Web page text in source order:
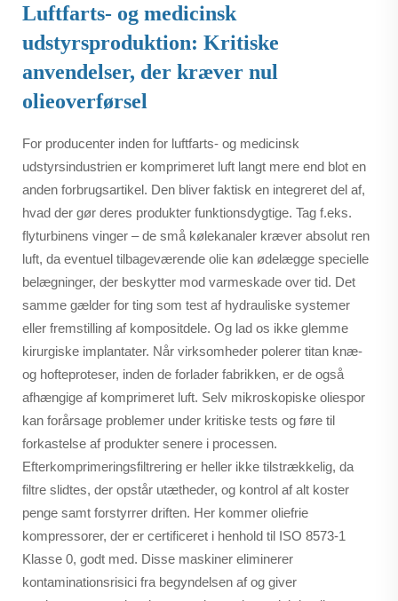
Luftfarts- og medicinsk
udstyrsproduktion: Kritiske
anvendelser, der kræver nul
olieoverførsel
For producenter inden for luftfarts- og medicinsk
udstyrsindustrien er komprimeret luft langt mere end blot en
anden forbrugsartikel. Den bliver faktisk en integreret del af,
hvad der gør deres produkter funktionsdygtige. Tag f.eks.
flyturbinens vinger – de små kølekanaler kræver absolut ren
luft, da eventuel tilbageværende olie kan ødelægge specielle
belægninger, der beskytter mod varmeskade over tid. Det
samme gælder for ting som test af hydrauliske systemer
eller fremstilling af kompositdele. Og lad os ikke glemme
kirurgiske implantater. Når virksomheder polerer titan knæ-
og hofteproteser, inden de forlader fabrikken, er de også
afhængige af komprimeret luft. Selv mikroskopiske oliespor
kan forårsage problemer under kritiske tests og føre til
forkastelse af produkter senere i processen.
Efterkomprimeringsfiltrering er heller ikke tilstrækkelig, da
filtre slidtes, der opstår utætheder, og kontrol af alt koster
penge samt forstyrrer driften. Her kommer oliefrie
kompressorer, der er certificeret i henhold til ISO 8573-1
Klasse 0, godt med. Disse maskiner eliminerer
kontaminationsrisici fra begyndelsen af og giver